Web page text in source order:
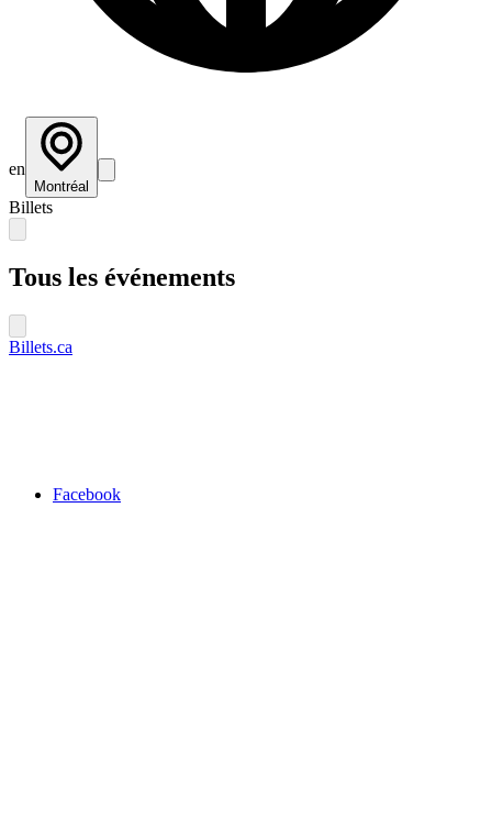
en
Montréal
Billets
Tous les événements
Billets.ca
Facebook